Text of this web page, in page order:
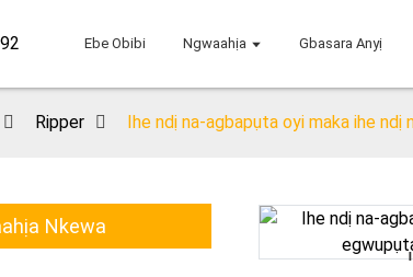
Ebe Obibi Ngwaahịa Gbasara Anyị
Ripper Ihe ndị na-agbapụta oyi maka ihe
Nkewa